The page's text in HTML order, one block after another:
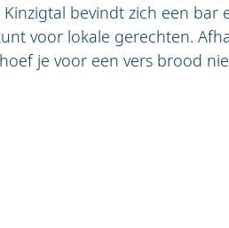
bevindt zich een bar
voor lokale gerechten.
je voor een vers brood